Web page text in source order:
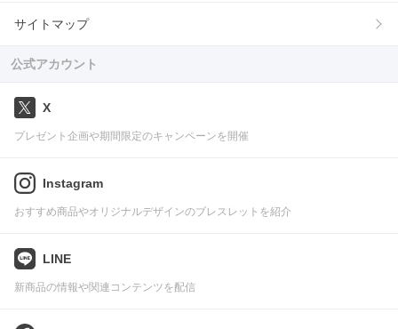
サイトマップ
公式アカウント
X
プレゼント企画や期間限定のキャンペーンを開催
Instagram
おすすめ商品やオリジナルデザインのブレスレットを紹介
LINE
新商品の情報や関連コンテンツを配信